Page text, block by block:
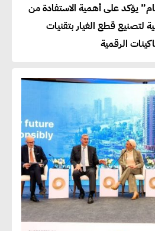
يؤكد على أهمية الاستفادة من
لتصنيع قطع الغيار بتقنيات
الرقمية